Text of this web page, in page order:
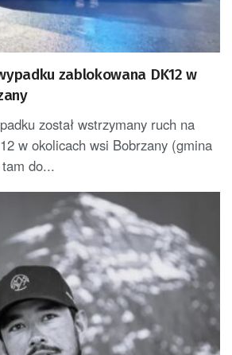
zablokowana DK12 w
został wstrzymany ruch na
w okolicach wsi Bobrzany (gmina
tam do...